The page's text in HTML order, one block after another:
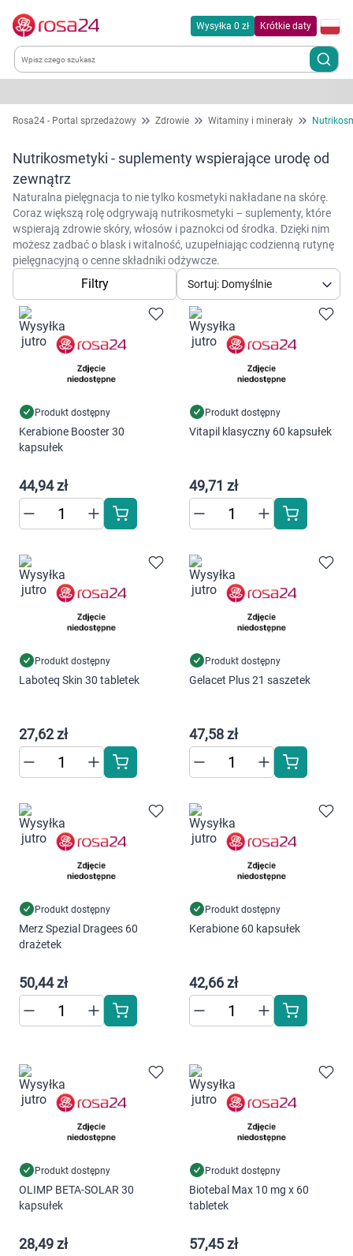
Wysyłka 0 zł Krótkie daty
Kategorie
Chemia gospodarcza
Dla zwierząt
Dom i ogród
Zdrowie
Kobieta w ciąży i mama
Dziecko
Kosmetyki
Mężczyzna
Zdrowy styl życia
Zabawki
Sprzęt medyczny
Grupy produktowe
Rosa24 - Portal sprzedażowy Zdrowie Witaminy i minerały
Nutrikosmetyki - suplementy wspierające urodę od
zewnątrz
Naturalna pielęgnacja to nie tylko kosmetyki nakładane na skórę.
Coraz większą rolę odgrywają nutrikosmetyki – suplementy, które
wspierają zdrowie skóry, włosów i paznokci od środka. Dzięki nim
możesz zadbać o blask i witalność, uzupełniając codzienną rutynę
pielęgnacyjną o cenne składniki odżywcze.
Filtry Sortuj: Domyślnie
Produkt dostępny
Kerabione Booster 30
kapsułek
44,94 zł
Produkt dostępny
Vitapil klasyczny 60 kapsułek
49,71 zł
Produkt dostępny
Laboteq Skin 30 tabletek
27,62 zł
Produkt dostępny
Gelacet Plus 21 saszetek
47,58 zł
Produkt dostępny
Merz Spezial Dragees 60
drażetek
50,44 zł
Produkt dostępny
Kerabione 60 kapsułek
42,66 zł
Produkt dostępny
OLIMP BETA-SOLAR 30
kapsułek
28,49 zł
Produkt dostępny
Biotebal Max 10 mg x 60
tabletek
57,45 zł